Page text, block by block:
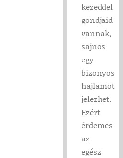
kezeddel
gondjaid
vannak,
sajnos
egy
bizonyos
hajlamot
jelezhet.
Ezért
érdemes
az
egész